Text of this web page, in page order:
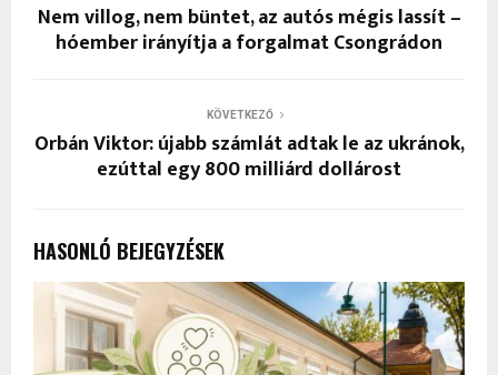
Nem villog, nem büntet, az autós mégis lassít –
hóember irányítja a forgalmat Csongrádon
KÖVETKEZŐ
Orbán Viktor: újabb számlát adtak le az ukránok,
ezúttal egy 800 milliárd dollárost
HASONLÓ BEJEGYZÉSEK